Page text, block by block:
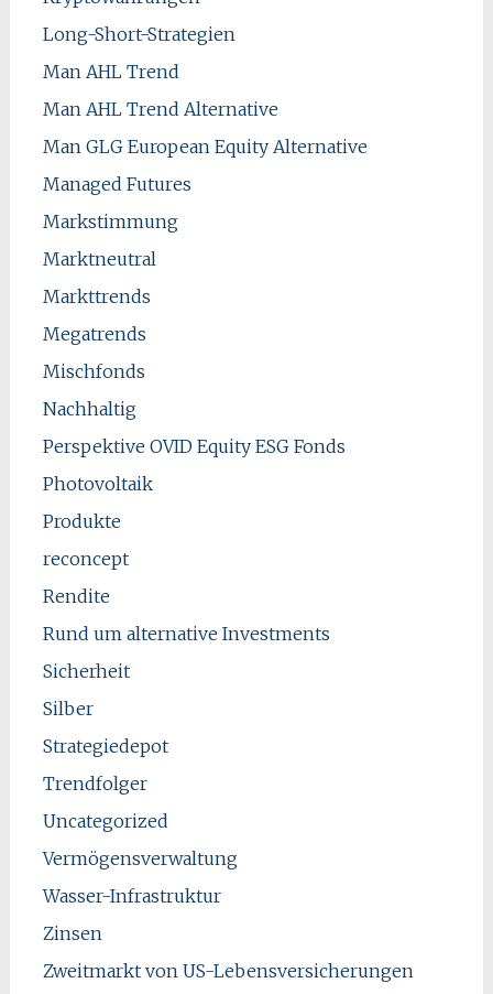
Long-Short-Strategien
Man AHL Trend
Man AHL Trend Alternative
Man GLG European Equity Alternative
Managed Futures
Markstimmung
Marktneutral
Markttrends
Megatrends
Mischfonds
Nachhaltig
Perspektive OVID Equity ESG Fonds
Photovoltaik
Produkte
reconcept
Rendite
Rund um alternative Investments
Sicherheit
Silber
Strategiedepot
Trendfolger
Uncategorized
Vermögensverwaltung
Wasser-Infrastruktur
Zinsen
Zweitmarkt von US-Lebensversicherungen